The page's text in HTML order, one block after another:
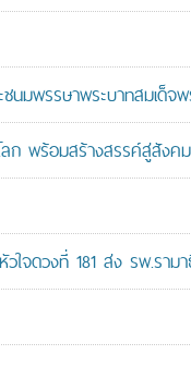
มพรรษาพระบาทสมเด็จพ
ก พร้อมสร้างสรรค์สู่สังค
วใจดวงที่ 181 ส่ง รพ.ราม